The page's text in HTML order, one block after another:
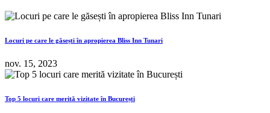
Locuri pe care le găsești în apropierea Bliss Inn Tunari
nov. 15, 2023
Top 5 locuri care merită vizitate în București